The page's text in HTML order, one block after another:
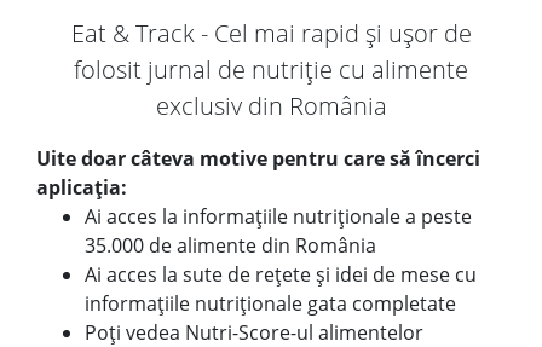
Eat & Track - Cel mai rapid și ușor de
folosit jurnal de nutriție cu alimente
exclusiv din România
Uite doar câteva motive pentru care să încerci
aplicația:
Ai acces la informațiile nutriționale a peste
35.000 de alimente din România
Ai acces la sute de rețete și idei de mese cu
informațiile nutriționale gata completate
Poți vedea Nutri-Score-ul alimentelor